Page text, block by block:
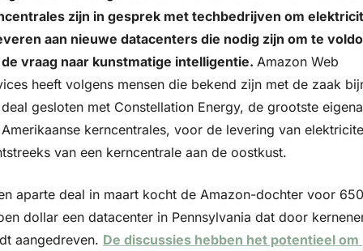
zijn in gesprek met techbedrijven om
aan nieuwe datacenters die nodig zijn om te
de vraag naar kunstmatige intelligentie. Amazon Web
heeft volgens mensen die bekend zijn met de zaak
gesloten met Constellation Energy, de grootste
kerncentrales, voor de levering van
van een kerncentrale aan de oostkust.
aparte deal in maart kocht de Amazon-dochter voor 650
dollar een datacenter in Pennsylvania dat door
aangedreven. De discussies hebben het potentieel om